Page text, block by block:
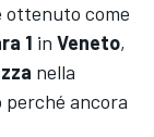
ottenuto come
1 in Veneto,
nella
perché ancora